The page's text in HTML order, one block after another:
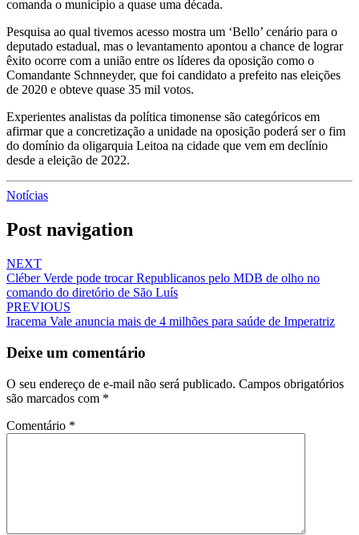
comanda o município a quase uma década.
Pesquisa ao qual tivemos acesso mostra um ‘Bello’ cenário para o
deputado estadual, mas o levantamento apontou a chance de lograr
êxito ocorre com a união entre os líderes da oposição como o
Comandante Schnneyder, que foi candidato a prefeito nas eleições
de 2020 e obteve quase 35 mil votos.
Experientes analistas da política timonense são categóricos em
afirmar que a concretização a unidade na oposição poderá ser o fim
do domínio da oligarquia Leitoa na cidade que vem em declínio
desde a eleição de 2022.
Notícias
Post navigation
NEXT
Cléber Verde pode trocar Republicanos pelo MDB de olho no
comando do diretório de São Luís
PREVIOUS
Iracema Vale anuncia mais de 4 milhões para saúde de Imperatriz
Deixe um comentário
O seu endereço de e-mail não será publicado. Campos obrigatórios
são marcados com *
Comentário *